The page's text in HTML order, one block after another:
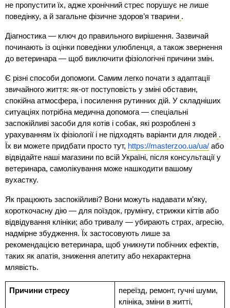
не пропустити їх, адже хронічний стрес порушує не лише
поведінку, а й загальне фізичне здоров’я тварини .
Діагностика — ключ до правильного вирішення. Зазвичай
починають із оцінки поведінки улюбленця, а також звернення
до ветеринара — щоб виключити фізіологічні причини змін.
Є різні способи допомоги. Самим легко почати з адаптації
звичайного життя: як-от поступовість у зміні обставин,
спокійна атмосфера, і посилення рутинних дій. У складніших
ситуаціях потрібна медична допомога — спеціальні
заспокійливі засоби для котів і собак, які розроблені з
урахуванням їх фізіології і не підходять варіанти для людей .
Їх ви можете придбати просто тут, https://masterzoo.ua/ua/ або
відвідайте наші магазини по всій Україні, після консультації у
ветеринара, самолікування може нашкодити вашому
вухастку.
Як працюють заспокійливі? Вони можуть надавати м’яку,
короткочасну дію — для поїздок, грумінгу, стрижки кігтів або
відвідування клініки; або тривалу — убирають страх, агресію,
надмірне збудження. Їх застосовують лише за
рекомендацією ветеринара, щоб уникнути побічних ефектів,
таких як апатія, зниження апетиту або нехарактерна
млявість.
Причини стресу
переїзд, ремонт, гучні шуми,
клініка, зміни в житті,